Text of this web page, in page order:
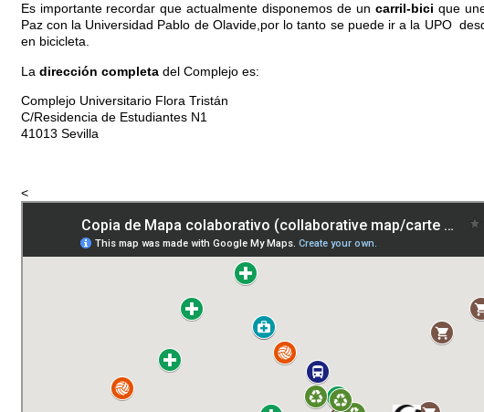
Es importante recordar que actualmente disponemos de uncarril-bici que
Paz con la Universidad Pablo de Olavide,por lo tanto se puede ir a la UPO
en bicicleta.
La dirección completadel Complejo es:
Complejo Universitario Flora Tristán
C/Residencia de Estudiantes N1
41013 Sevilla
<